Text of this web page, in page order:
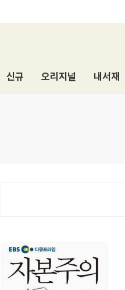
신규 오리지널 내서재